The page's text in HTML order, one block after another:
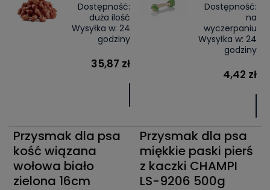
Dostępność:
duża ilość
Wysyłka w: 24
godziny
35,87 zł
Dostępność:
na
wyczerpaniu
Wysyłka w: 24
godziny
4,42 zł
Przysmak dla psa
kość wiązana
wołowa biało
zielona 16cm
Przysmak dla psa
miękkie paski pierś
z kaczki CHAMPI
LS-9206 500g